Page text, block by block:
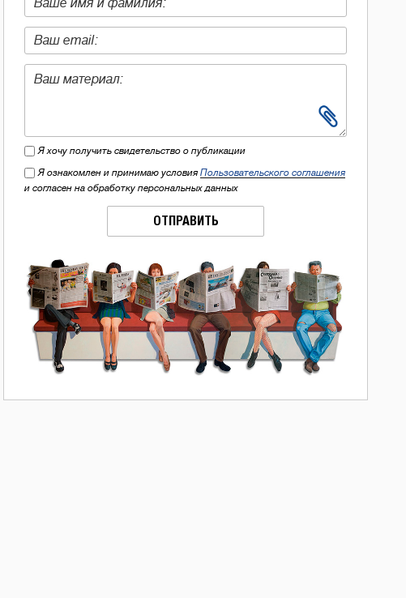
Я хочу получить свидетельство о публикации
Я ознакомлен и принимаю условия Пользовательского соглашения
и согласен на обработку персональных данных
ОТПРАВИТЬ